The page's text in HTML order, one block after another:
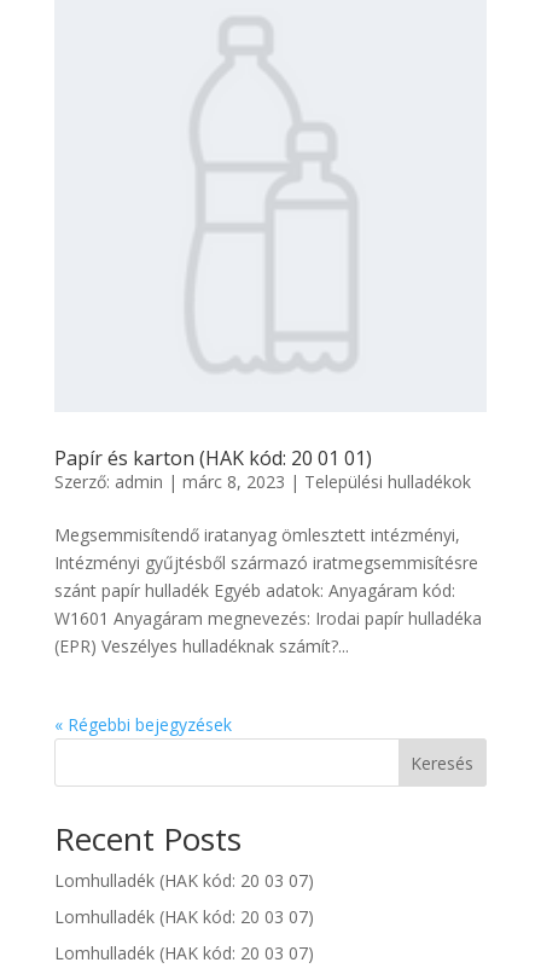
Papír és karton (HAK kód: 20 01 01)
Szerző: admin | márc 8, 2023 | Települési hulladékok
Megsemmisítendő iratanyag ömlesztett intézményi,
Intézményi gyűjtésből származó iratmegsemmisítésre
szánt papír hulladék Egyéb adatok: Anyagáram kód:
W1601 Anyagáram megnevezés: Irodai papír hulladéka
(EPR) Veszélyes hulladéknak számít?...
« Régebbi bejegyzések
Keresés
Recent Posts
Lomhulladék (HAK kód: 20 03 07)
Lomhulladék (HAK kód: 20 03 07)
Lomhulladék (HAK kód: 20 03 07)